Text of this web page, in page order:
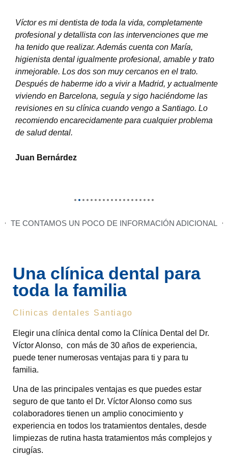
¡Víctor es mi dentista desde 1990! Creo que con eso
está casi todo dicho... A lo largo de estos 30 años
siempre me ha atendido con absoluto rigor y toda la
profesionalidad del mundo. Excelente también la labor
de su equipo, muy especialmente de María, siempre
pendiente de todos los detalles.Lo recomiendo
encarecidamente para cualquier problema de salud
dental.
Xosé Fuentes
TE CONTAMOS UN POCO DE INFORMACIÓN ADICIONAL
Una clínica dental para
toda la familia
Clinicas dentales Santiago
Elegir una clínica dental como la Clínica Dental del Dr.
Víctor Alonso, con más de 30 años de experiencia,
puede tener numerosas ventajas para ti y para tu
familia.
Una de las principales ventajas es que puedes estar
seguro de que tanto el Dr. Víctor Alonso como sus
colaboradores tienen un amplio conocimiento y
experiencia en todos los tratamientos dentales, desde
limpiezas de rutina hasta tratamientos más complejos y
cirugías.